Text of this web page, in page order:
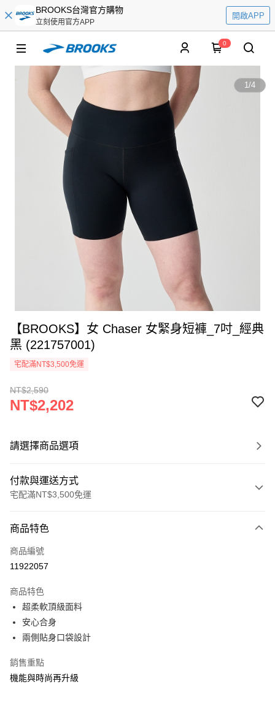
BROOKS台灣官方購物
立刻使用官方APP
開啟APP
0
1/4
【BROOKS】女 Chaser 女緊身短褲_7吋_經典
黑 (221757001)
宅配滿NT$3,500免運
NT$2,590
NT$2,202
請選擇商品選項
付款與運送方式
宅配滿NT$3,500免運
信用卡一次付款
ATM付款
運送方式
宅配
每筆NT$100，滿NT$3,500(含以上)免運費
商品特色
商品編號
11922057
商品特色
超柔軟頂級面料
安心合身
兩側貼身口袋設計
銷售重點
機能與時尚再升級